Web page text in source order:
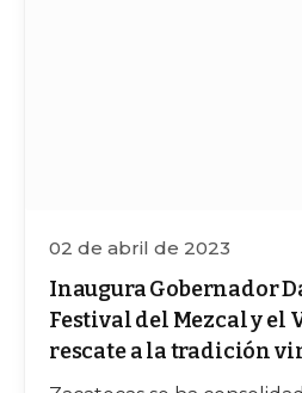
02 de abril de 2023
Inaugura Gobernador
Festival del Mezcal y el
rescate a la tradición
mezcalera de Zacatecas